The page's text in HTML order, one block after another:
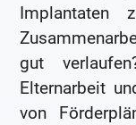
Implantaten
gut
Elternarbeit
von